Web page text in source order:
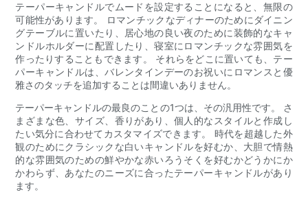
テーパーキャンドルでムードを設定することになると、無限の
可能性があります。 ロマンチックなディナーのためにダイニン
グテーブルに置いたり、居心地の良い夜のために装飾的なキャ
ンドルホルダーに配置したり、寝室にロマンチックな雰囲気を
作ったりすることもできます。 それらをどこに置いても、テー
パーキャンドルは、バレンタインデーのお祝いにロマンスと優
雅さのタッチを追加することは間違いありません。
テーパーキャンドルの最良のことの1つは、その汎用性です。 さ
まざまな色、サイズ、香りがあり、個人的なスタイルと作成し
たい気分に合わせてカスタマイズできます。 時代を超越した外
観のためにクラシックな白いキャンドルを好むか、大胆で情熱
的な雰囲気のための鮮やかな赤いろうそくを好むかどうかにか
かわらず、あなたのニーズに合ったテーパーキャンドルがあり
ます。